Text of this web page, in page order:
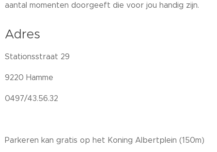
aantal momenten doorgeeft die voor jou handig zijn.
Adres
Stationsstraat 29
9220 Hamme
0497/43.56.32
Parkeren kan gratis op het Koning Albertplein (150m)